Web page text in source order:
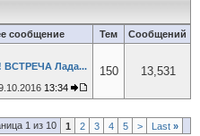
сообщение Тем Сообщений
Лада...
13:34
150 13,531
1 из 10 1 2 3 4 5 > Last »